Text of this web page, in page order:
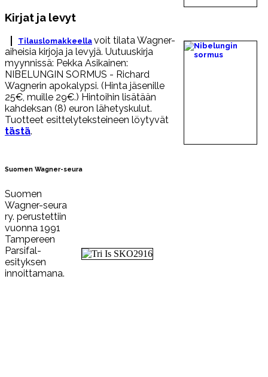
Kirjat ja levyt
Tilauslomakkeella voit tilata Wagner-
aiheisia kirjoja ja levyjä. Uutuuskirja
myynnissä: Pekka Asikainen:
NIBELUNGIN SORMUS - Richard
Wagnerin apokalypsi. (Hinta jäsenille
25€, muille 29€.) Hintoihin lisätään
kahdeksan (8) euron lähetyskulut.
Tuotteet esittelyteksteineen löytyvät
tästä.
Suomen Wagner-seura
Suomen
Wagner-seura
ry. perustettiin
vuonna 1991
Tampereen
Parsifal-
esityksen
innoittamana.